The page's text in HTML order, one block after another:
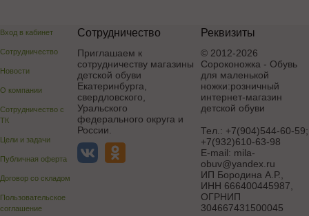
Вход в кабинет
Сотрудничество
Новости
О компании
Сотрудничество с
ТК
Цели и задачи
Публичная оферта
Договор со складом
Пользовательское
соглашение
Сотрудничество
Приглашаем к
сотрудничеству магазины
детской обуви
Екатеринбурга,
свердловского,
Уральского
федерального округа и
России.
Реквизиты
© 2012-2026
Сороконожка - Обувь
для маленькой
ножки:розничный
интернет-магазин
детской обуви
Тел.: +7(904)544-60-59;
+7(932)610-63-98
E-mail: mila-
obuv@yandex.ru
ИП Бородина А.Р.
ИНН 666400445987,
ОГРНИП
304667431500045